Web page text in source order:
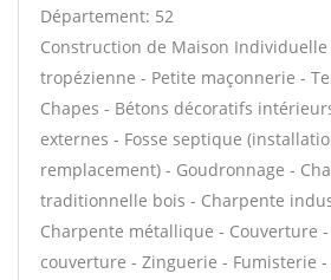
Département: 52
Construction de Maison Individuelle
tropézienne - Petite maçonnerie -
Chapes - Bétons décoratifs
externes - Fosse septique
remplacement) - Goudronnage -
traditionnelle bois - Charpente
Charpente métallique - Couverture
couverture - Zinguerie - Fumisterie